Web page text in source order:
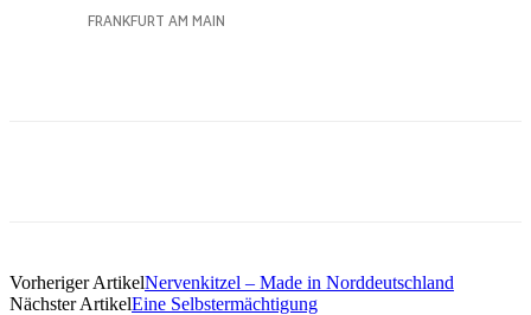
Vorheriger ArtikelNervenkitzel – Made in Norddeutschland
Nächster ArtikelEine Selbstermächtigung